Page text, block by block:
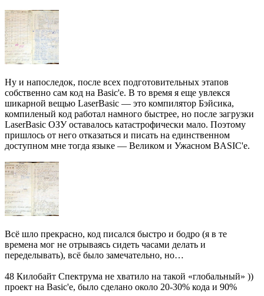
Ну и напоследок, после всех подготовительных этапов
собственно сам код на Basic'e. В то время я еще увлекся
шикарной вещью LaserBasic — это компилятор Бэйсика,
компиленый код работал намного быстрее, но после загрузки
LaserBasic ОЗУ оставалось катастрофически мало. Поэтому
пришлось от него отказаться и писать на единственном
доступном мне тогда языке — Великом и Ужасном BASIC'е.
Всё шло прекрасно, код писался быстро и бодро (я в те
времена мог не отрываясь сидеть часами делать и
переделывать), всё было замечательно, но…
48 Килобайт Спектрума не хватило на такой «глобальный» ))
проект на Basic'е, было сделано около 20-30% кода и 90%